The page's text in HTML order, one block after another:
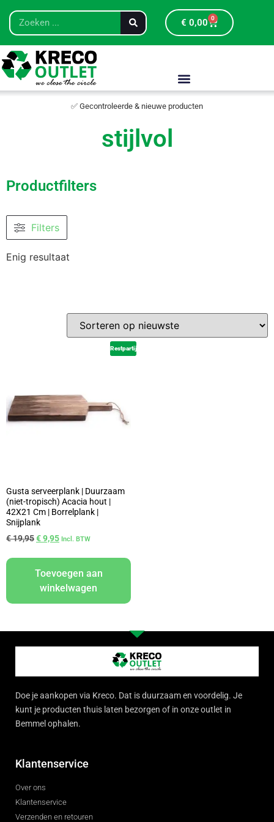
€ 0,00 0
✅ Gecontroleerde & nieuwe producten
stijlvol
Productfilters
Filters
Enig resultaat
Restpartij
Gusta serveerplank | Duurzaam
(niet-tropisch) Acacia hout |
42X21 Cm | Borrelplank |
Snijplank
€19,95€9,95 Incl. BTW
Toevoegen aan
winkelwagen
Doe je aankopen via Kreco. Dat is duurzaam en voordelig. Je
kunt je producten thuis laten bezorgen of in onze outlet in
Bemmel ophalen.
Klantenservice
Over ons
Klantenservice
Verzenden en retouren